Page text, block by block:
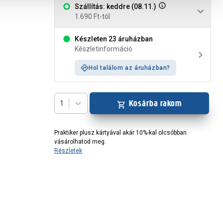
Szállítás: keddre (08.11.)
1.690 Ft-tól
Készleten 23 áruházban
Készletinformáció
Hol találom az áruházban?
1 Kosárba rakom
Praktiker plusz kártyával akár 10%-kal olcsóbban
vásárolhatod meg.
Részletek